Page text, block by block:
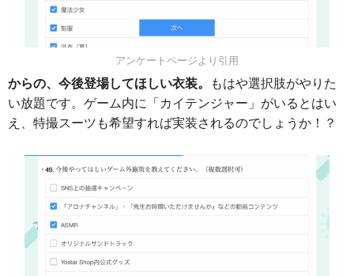
アンケートページより引用
からの、今後登場してほしい衣装。 もはや選択肢がやりた
い放題です。ゲーム内に「カイテンジャー」がいるとはい
え、特撮スーツも希望すれば実装されるのでしょうか！？